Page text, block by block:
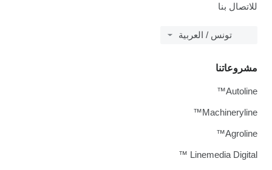
بنا
تونس / العربية
Linemedia Digital